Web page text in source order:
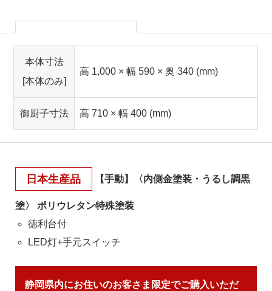
本体寸法
[本体のみ]
高 1,000 × 幅 590 × 奥 340 (mm)
御厨子寸法 高 710 × 幅 400 (mm)
日本生産品 【手動】〈内側金塗装・うるし調黒
塗〉 ポリウレタン特殊塗装
徳利台付
LED灯+手元スイッチ
静岡県内にお住いのお客さま限定でご購入いただ